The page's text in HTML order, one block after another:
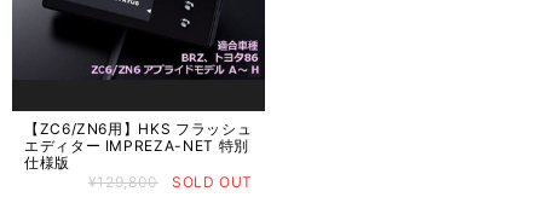
【ZC6/ZN6用】HKS フラッシュ
エディター IMPREZA-NET 特別
仕様版
¥129,800
SOLD OUT